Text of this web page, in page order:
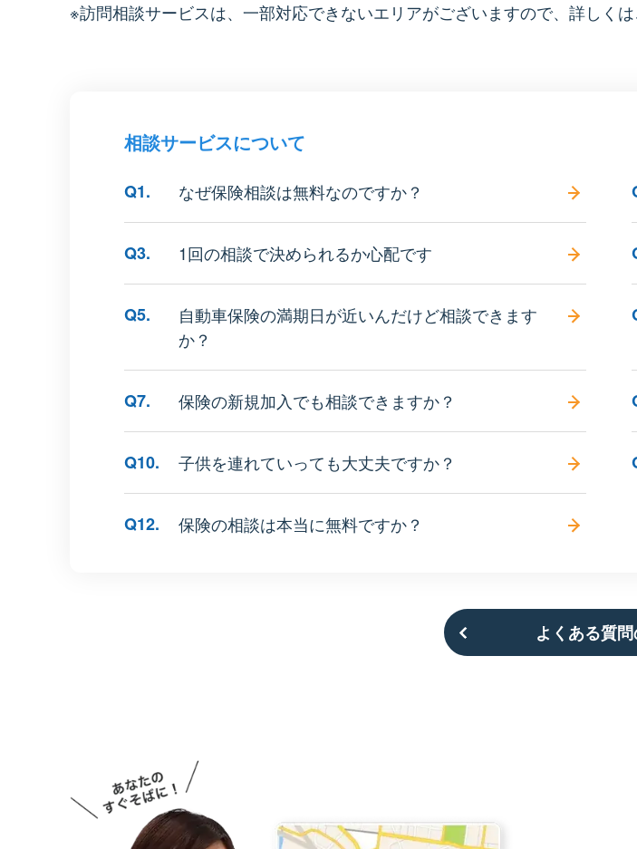
※訪問相談サービスは、一部対応できないエリアがございますので、詳しくは
相談サービスについて
Q1. なぜ保険相談は無料なのですか？
Q3. 1回の相談で決められるか心配です
Q5.
自動車保険の満期日が近いんだけど相談できます
か？
Q7. 保険の新規加入でも相談できますか？
Q10. 子供を連れていっても大丈夫ですか？
Q12. 保険の相談は本当に無料ですか？
よくある質